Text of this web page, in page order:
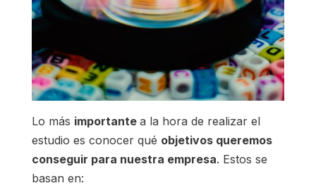
Lo más importante a la hora de realizar el
estudio es conocer qué objetivos queremos
conseguir para nuestra empresa. Estos se
basan en: